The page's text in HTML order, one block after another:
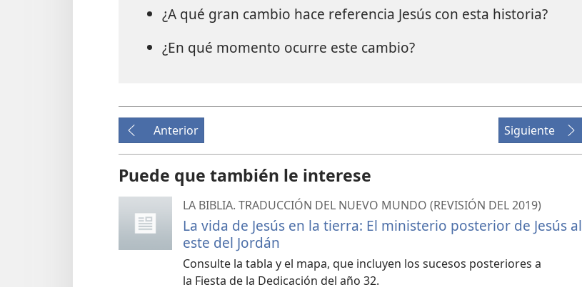
¿A qué gran cambio hace referencia Jesús con esta historia?
¿En qué momento ocurre este cambio?
Anterior Siguiente
Puede que también le interese
LA BIBLIA. TRADUCCIÓN DEL NUEVO MUNDO (REVISIÓN DEL 2019)
La vida de Jesús en la tierra: El ministerio posterior de Jesús al
este del Jordán
Consulte la tabla y el mapa, que incluyen los sucesos posteriores a
la Fiesta de la Dedicación del año 32.